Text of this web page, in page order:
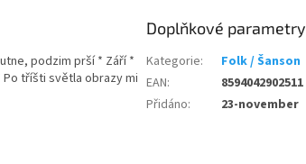
podzim prší * Září *
Po tříšti světla obrazy mi
Doplňkové parametry
Kategorie:
Folk / Šanson
EAN:
8594042902511
Přidáno: 23-november